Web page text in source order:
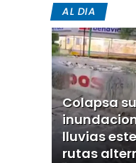
AL DIA
Colapsa
lluvias
rutas